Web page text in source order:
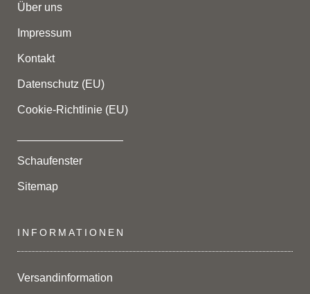
Über uns
Impressum
Kontakt
Datenschutz (EU)
Cookie-Richtlinie (EU)
Schaufenster
Sitemap
INFORMATIONEN
Versandinformation